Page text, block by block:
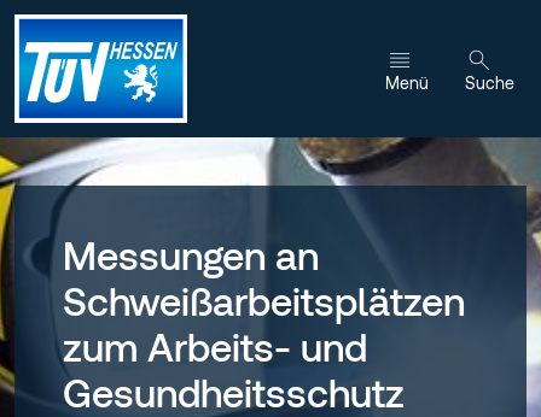
Zum Inhalt wechseln
Menü Suche
Messungen an
Schweißarbeitsplätzen
zum Arbeits- und
Gesundheitsschutz